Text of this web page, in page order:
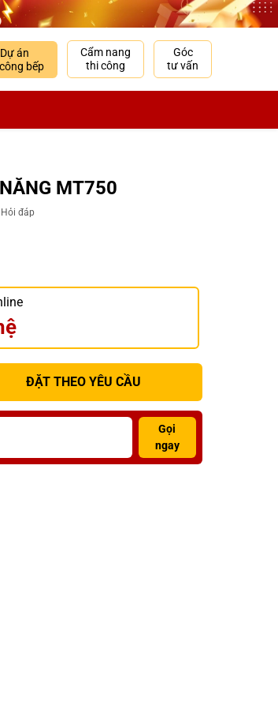
Dự án
bếp
Cẩm nang
thi công
Góc
tư vấn
MT750
Hỏi đáp
ĐẶT THEO YÊU CẦU
Gọi
ngay